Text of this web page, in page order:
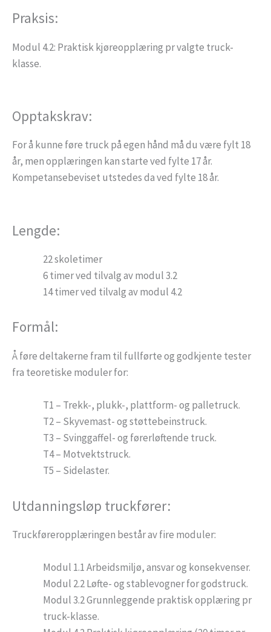
Praksis:
Modul 4.2: Praktisk kjøreopplæring pr valgte truck-
klasse.
Opptakskrav:
For å kunne føre truck på egen hånd må du være fylt 18
år, men opplæringen kan starte ved fylte 17 år.
Kompetansebeviset utstedes da ved fylte 18 år.
Lengde:
22 skoletimer
6 timer ved tilvalg av modul 3.2
14 timer ved tilvalg av modul 4.2
Formål:
Å føre deltakerne fram til fullførte og godkjente tester
fra teoretiske moduler for:
T1 – Trekk-, plukk-, plattform- og palletruck.
T2 – Skyvemast- og støttebeinstruck.
T3 – Svinggaffel- og førerløftende truck.
T4 – Motvektstruck.
T5 – Sidelaster.
Utdanningsløp truckfører:
Truckføreropplæringen består av fire moduler:
Modul 1.1 Arbeidsmiljø, ansvar og konsekvenser.
Modul 2.2 Løfte- og stablevogner for godstruck.
Modul 3.2 Grunnleggende praktisk opplæring pr
truck-klasse.